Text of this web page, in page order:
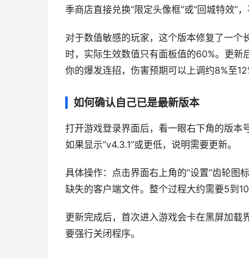
季商店直接兑换“限定头像框”或“回城特效”
对于数值敏感的玩家，这个版本修复了一个
时，实际生效数值只有面板值的60%。更新
你的爆发连招，伤害预期可以上调约8%至
如何确认自己已是最新版本
打开游戏登录界面后，看一眼右下角的版本
如果显示“v4.3.1”或更低，说明需要更新。
具体操作：点击界面右上角的“设置”齿轮图
缺失的客户端文件。整个过程大约需要5到
更新完成后，首次进入游戏会卡在黑屏加
要强行关闭程序。